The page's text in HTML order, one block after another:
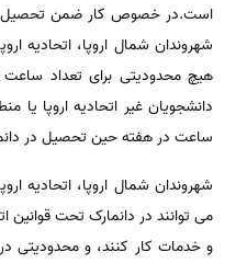
است.در خصوص کار ضمن تحصیل
شهروندان شمال اروپا، اتحادیه
هیچ محدودیتی برای تعداد ساعت
ساعت در هفته حین تحصیل در
شهروندان شمال اروپا، اتحادیه
می توانند در دانمارک تحت قوانین
و خدمات کار کنند، و محدودیتی